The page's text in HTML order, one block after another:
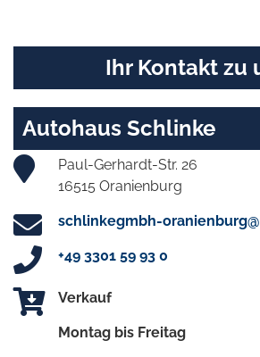
Ihr Kontakt zu
Autohaus Schlinke
Paul-Gerhardt-Str. 26
16515 Oranienburg
schlinkegmbh-
+49 3301 59 93 0
Verkauf
Montag bis Freitag